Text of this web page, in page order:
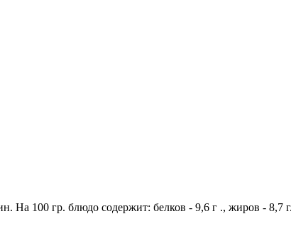
На 100 гр. блюдо содержит: белков - 9,6 г ., жиров - 8,7